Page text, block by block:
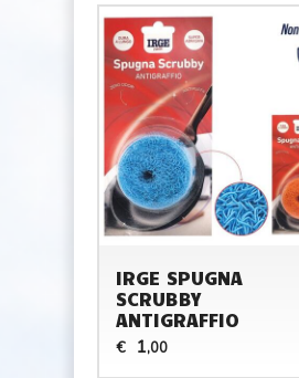
IRGE SPUGNA
SCRUBBY
ANTIGRAFFIO
€ 1,00